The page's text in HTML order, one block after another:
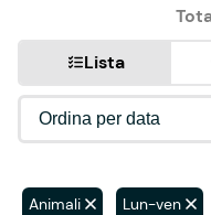
Lista
Animali Lun-ven